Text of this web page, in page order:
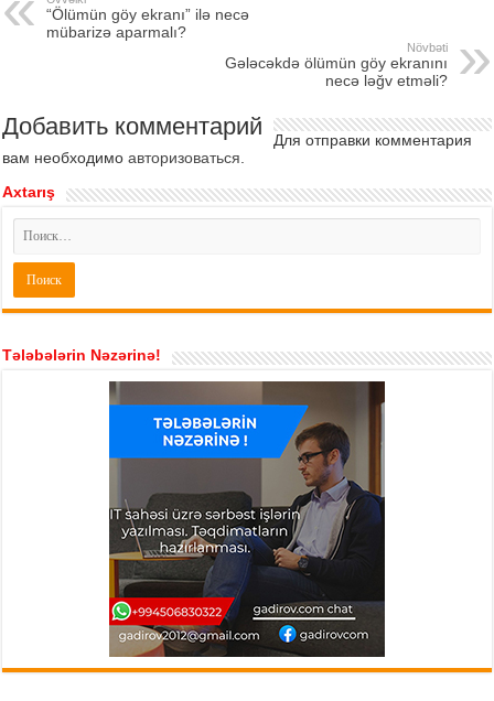
“Ölümün göy ekranı” ilə necə
mübarizə aparmalı?
Növbəti
Gələcəkdə ölümün göy ekranını
necə ləğv etməli?
Добавить комментарий
Для отправки комментария
вам необходимоавторизоваться
Axtarış
Tələbələrin Nəzərinə!